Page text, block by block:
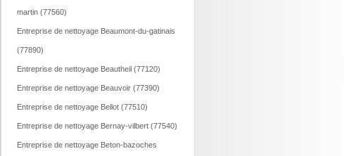
martin (77560)
Entreprise de nettoyage Beaumont-du-gatinais
(77890)
Entreprise de nettoyage Beautheil (77120)
Entreprise de nettoyage Beauvoir (77390)
Entreprise de nettoyage Bellot (77510)
Entreprise de nettoyage Bernay-vilbert (77540)
Entreprise de nettoyage Beton-bazoches